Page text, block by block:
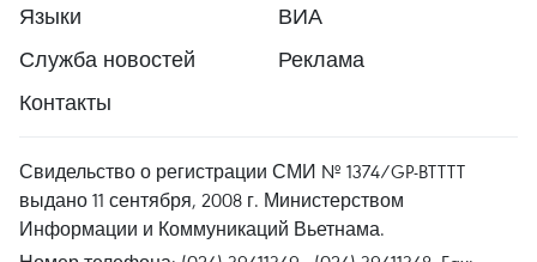
Языки
ВИА
Служба новостей
Реклама
Контакты
Свидельство о регистрации СМИ № 1374/GP-BTTTT
выдано 11 сентября, 2008 г. Министерством
Информации и Коммуникаций Вьетнама.